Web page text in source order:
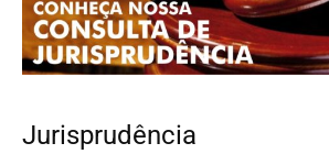
Jurisprudência